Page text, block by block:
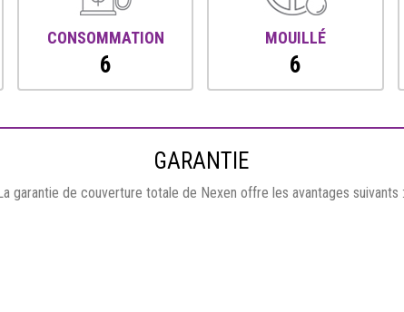
CONSOMMATION
6
MOUILLÉ
6
GARANTIE
La garantie de couverture totale de Nexen offre les avantages suivants :